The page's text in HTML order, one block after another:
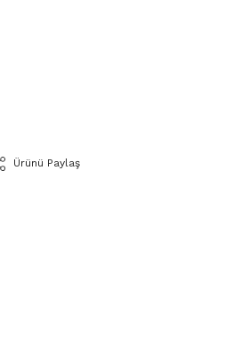
Ürünü Paylaş